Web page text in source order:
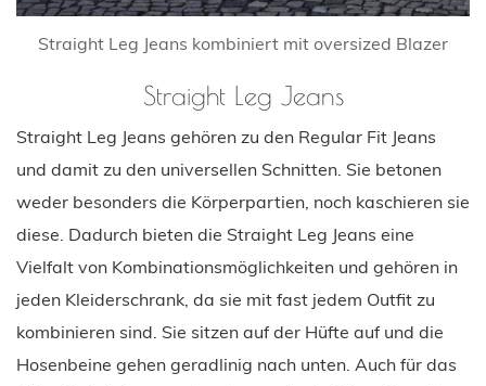
Straight Leg Jeans kombiniert mit oversized Blazer
Straight Leg Jeans
Straight Leg Jeans gehören zu den Regular Fit Jeans
und damit zu den universellen Schnitten. Sie betonen
weder besonders die Körperpartien, noch kaschieren sie
diese. Dadurch bieten die Straight Leg Jeans eine
Vielfalt von Kombinationsmöglichkeiten und gehören in
jeden Kleiderschrank, da sie mit fast jedem Outfit zu
kombinieren sind. Sie sitzen auf der Hüfte auf und die
Hosenbeine gehen geradlinig nach unten. Auch für das